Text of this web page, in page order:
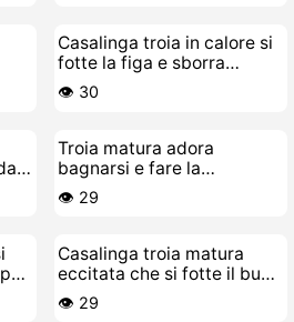
Casalinga troia in calore si
fotte la figa e sborra
urlando
👁️ 30
Troia matura adora
bagnarsi e fare la
selvaggia
👁️ 29
Casalinga troia matura
eccitata che si fotte il buco
sul letto
👁️ 29